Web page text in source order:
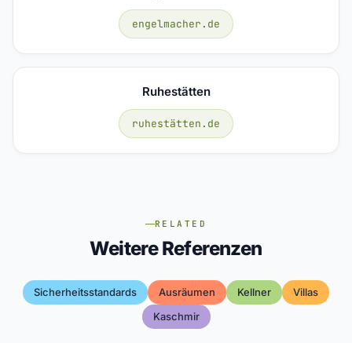
engelmacher.de
Ruhestätten
ruhestätten.de
RELATED
Weitere Referenzen
Sicherheitsstandards Ausräumen Kellner
Villas
Kaschmir